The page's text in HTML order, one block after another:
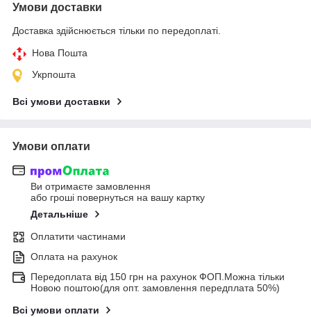
Умови доставки
Доставка здійснюється тільки по передоплаті.
Нова Пошта
Укрпошта
Всі умови доставки
Умови оплати
Ви отримаєте замовлення
або гроші повернуться на вашу картку
Детальніше
Оплатити частинами
Оплата на рахунок
Передоплата від 150 грн на рахунок ФОП.Можна тільки
Новою поштою(для опт. замовлення передплата 50%)
Всі умови оплати